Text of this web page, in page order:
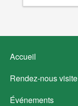
Footer
menu
Accueil
Rendez-nous visite
Événements